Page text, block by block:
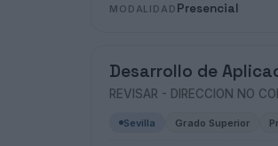
MODALIDAD Presencial
Desarrollo de
REVISAR - DIRECCION NO
Sevilla Grado Superior